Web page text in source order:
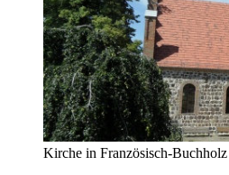
Kirche in Französisch-Buchholz